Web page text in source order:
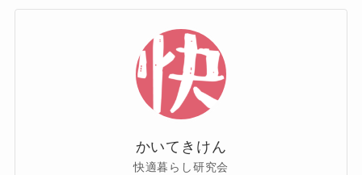
かいてきけん
快適暮らし研究会